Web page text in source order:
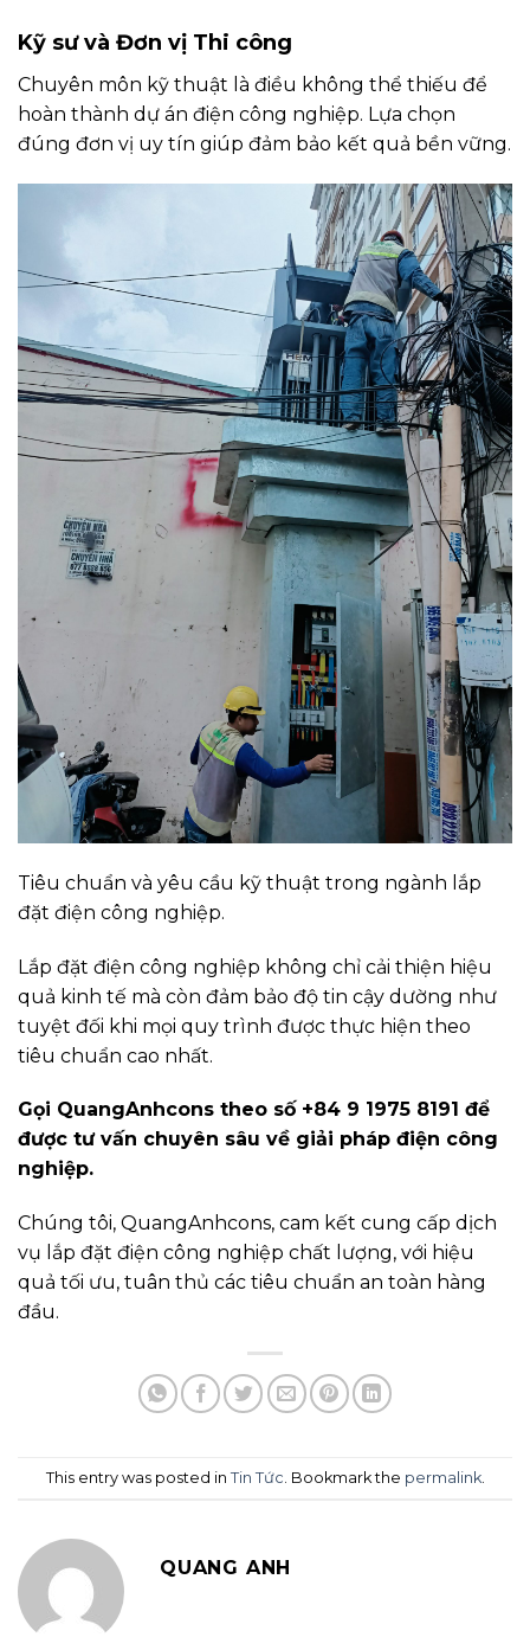
Kỹ sư và Đơn vị Thi công
Chuyên môn kỹ thuật là điều không thể thiếu để
hoàn thành dự án điện công nghiệp. Lựa chọn
đúng đơn vị uy tín giúp đảm bảo kết quả bền vững.
Tiêu chuẩn và yêu cầu kỹ thuật trong ngành lắp
đặt điện công nghiệp.
Lắp đặt điện công nghiệp không chỉ cải thiện hiệu
quả kinh tế mà còn đảm bảo độ tin cậy dường như
tuyệt đối khi mọi quy trình được thực hiện theo
tiêu chuẩn cao nhất.
Gọi QuangAnhcons theo số +84 9 1975 8191 để
được tư vấn chuyên sâu về giải pháp điện công
nghiệp.
Chúng tôi, QuangAnhcons, cam kết cung cấp dịch
vụ lắp đặt điện công nghiệp chất lượng, với hiệu
quả tối ưu, tuân thủ các tiêu chuẩn an toàn hàng
đầu.
This entry was posted in Tin Tức . Bookmark the permalink.
QUANG ANH